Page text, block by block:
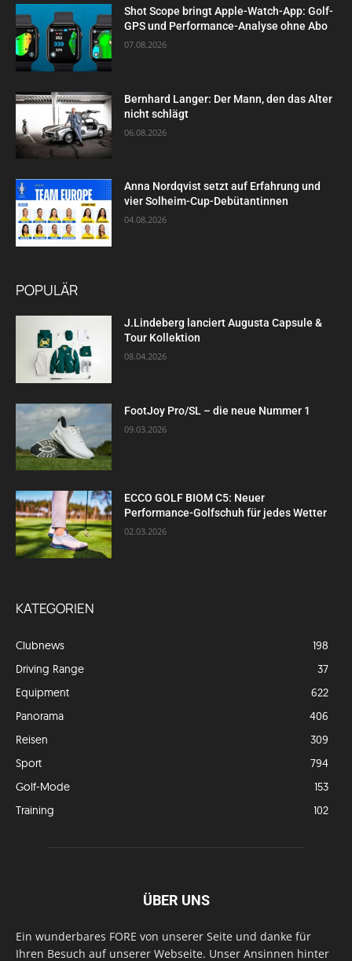
Shot Scope bringt Apple-Watch-App: Golf-
GPS und Performance-Analyse ohne Abo
07.08.2026
Bernhard Langer: Der Mann, den das Alter
nicht schlägt
06.08.2026
Anna Nordqvist setzt auf Erfahrung und
vier Solheim-Cup-Debütantinnen
04.08.2026
POPULÄR
J.Lindeberg lanciert Augusta Capsule &
Tour Kollektion
08.04.2026
FootJoy Pro/SL – die neue Nummer 1
09.03.2026
ECCO GOLF BIOM C5: Neuer
Performance-Golfschuh für jedes Wetter
02.03.2026
KATEGORIEN
Clubnews
198
Driving Range
37
Equipment
622
Panorama
406
Reisen
309
Sport
794
Golf-Mode
153
Training
102
ÜBER UNS
Ein wunderbares FORE von unserer Seite und danke für
Ihren Besuch auf unserer Webseite. Unser Ansinnen hinter